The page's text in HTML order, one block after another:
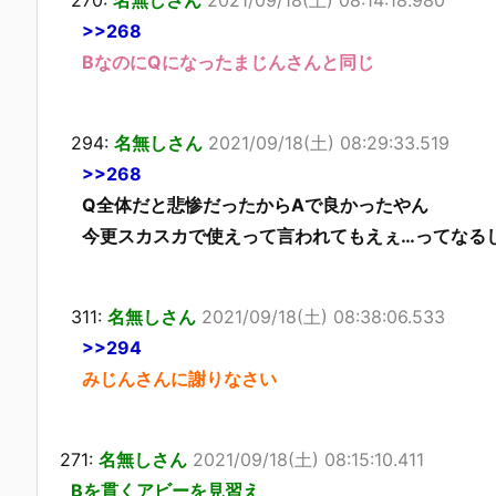
>>268
BなのにQになったまじんさんと同じ
294: 名無しさん 2021/09/18(土) 08:29:33.519
>>268
Q全体だと悲惨だったからAで良かったやん
今更スカスカで使えって言われてもえぇ…ってなる
311: 名無しさん 2021/09/18(土) 08:38:06.533
>>294
みじんさんに謝りなさい
271: 名無しさん 2021/09/18(土) 08:15:10.411
Bを貫くアビーを見習え